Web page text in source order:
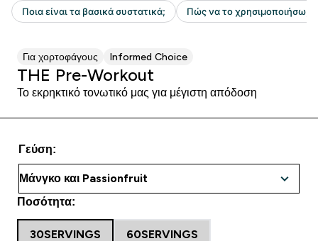
Για χορτοφάγους Informed Choice
THE Pre-Workout
Το εκρηκτικό τονωτικό μας για μέγιστη απόδοση
Γεύση:
Ποσότητα:
30SERVINGS 60SERVINGS